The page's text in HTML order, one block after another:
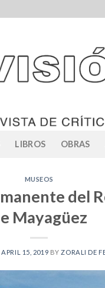
LIBROS OBRAS
MUSEOS
del
Mayagüez
APRIL 15, 2019 BYZORALI DE